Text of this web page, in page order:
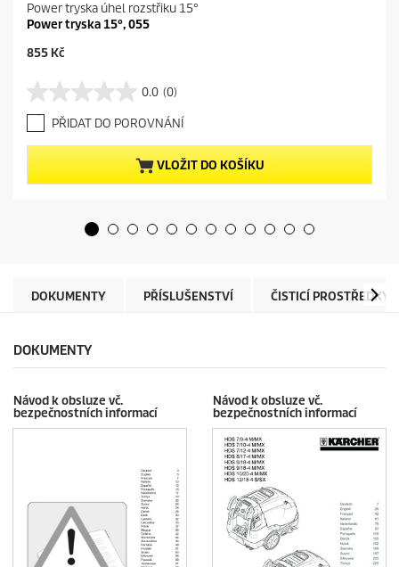
Power tryska úhel rozstřiku 15°
Power tryska 15°, 055
C
e
n
t
p
r
855 Kč
0.0 (0)
0
.
0
z
5
h
e
PŘIDAT DO POROVNÁNÍ
VLOŽIT DO KOŠÍKU
DOKUMENTY PŘÍSLUŠENSTVÍ ČISTICÍ PROSTŘEDKY
DOKUMENTY
Návod k obsluze vč.
bezpečnostních informací
Návod k obsluze vč.
bezpečnostních informací